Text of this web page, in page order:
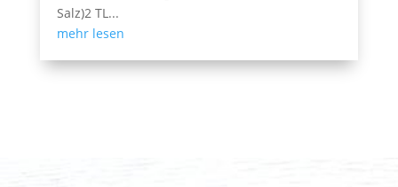
Salz)2 TL...
mehr lesen